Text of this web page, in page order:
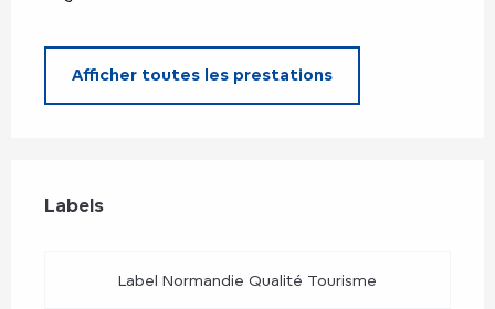
Afficher toutes les prestations
Labels
Labels
Label Normandie Qualité Tourisme